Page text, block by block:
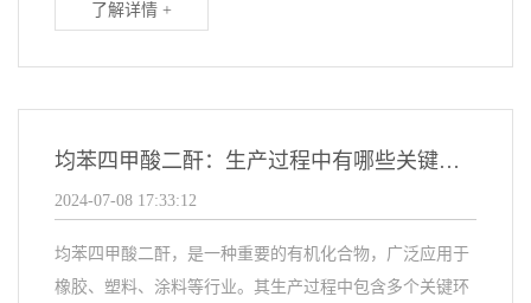
了解详情 +
均苯四甲酸二酐：生产过程中有哪些关键环节？
2024-07-08 17:33:12
均苯四甲酸二酐，是一种重要的有机化合物，广泛应用于
橡胶、塑料、涂料等行业。其生产过程中包含多个关键环